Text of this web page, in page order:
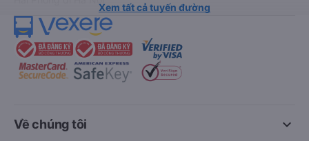
Xem tất cả tuyến đường
keyboard_arrow_down
Về chúng tôi